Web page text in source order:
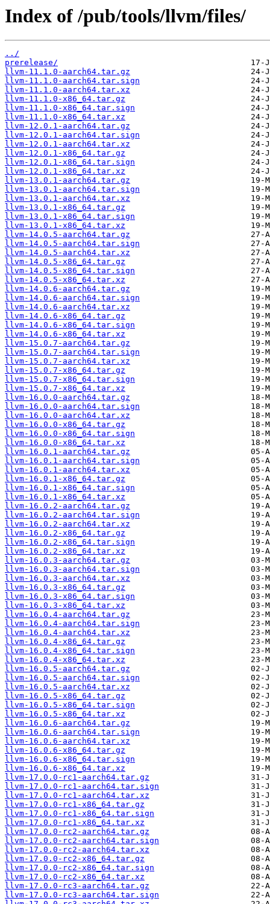
Index of /pub/tools/llvm/files/
../
prerelease/
llvm-11.1.0-aarch64.tar.gz
llvm-11.1.0-aarch64.tar.sign
llvm-11.1.0-aarch64.tar.xz
llvm-11.1.0-x86_64.tar.gz
llvm-11.1.0-x86_64.tar.sign
llvm-11.1.0-x86_64.tar.xz
llvm-12.0.1-aarch64.tar.gz
llvm-12.0.1-aarch64.tar.sign
llvm-12.0.1-aarch64.tar.xz
llvm-12.0.1-x86_64.tar.gz
llvm-12.0.1-x86_64.tar.sign
llvm-12.0.1-x86_64.tar.xz
llvm-13.0.1-aarch64.tar.gz
llvm-13.0.1-aarch64.tar.sign
llvm-13.0.1-aarch64.tar.xz
llvm-13.0.1-x86_64.tar.gz
llvm-13.0.1-x86_64.tar.sign
llvm-13.0.1-x86_64.tar.xz
llvm-14.0.5-aarch64.tar.gz
llvm-14.0.5-aarch64.tar.sign
llvm-14.0.5-aarch64.tar.xz
llvm-14.0.5-x86_64.tar.gz
llvm-14.0.5-x86_64.tar.sign
llvm-14.0.5-x86_64.tar.xz
llvm-14.0.6-aarch64.tar.gz
llvm-14.0.6-aarch64.tar.sign
llvm-14.0.6-aarch64.tar.xz
llvm-14.0.6-x86_64.tar.gz
llvm-14.0.6-x86_64.tar.sign
llvm-14.0.6-x86_64.tar.xz
llvm-15.0.7-aarch64.tar.gz
llvm-15.0.7-aarch64.tar.sign
llvm-15.0.7-aarch64.tar.xz
llvm-15.0.7-x86_64.tar.gz
llvm-15.0.7-x86_64.tar.sign
llvm-15.0.7-x86_64.tar.xz
llvm-16.0.0-aarch64.tar.gz
llvm-16.0.0-aarch64.tar.sign
llvm-16.0.0-aarch64.tar.xz
llvm-16.0.0-x86_64.tar.gz
llvm-16.0.0-x86_64.tar.sign
llvm-16.0.0-x86_64.tar.xz
llvm-16.0.1-aarch64.tar.gz
llvm-16.0.1-aarch64.tar.sign
llvm-16.0.1-aarch64.tar.xz
llvm-16.0.1-x86_64.tar.gz
llvm-16.0.1-x86_64.tar.sign
llvm-16.0.1-x86_64.tar.xz
llvm-16.0.2-aarch64.tar.gz
llvm-16.0.2-aarch64.tar.sign
llvm-16.0.2-aarch64.tar.xz
llvm-16.0.2-x86_64.tar.gz
llvm-16.0.2-x86_64.tar.sign
llvm-16.0.2-x86_64.tar.xz
llvm-16.0.3-aarch64.tar.gz
llvm-16.0.3-aarch64.tar.sign
llvm-16.0.3-aarch64.tar.xz
llvm-16.0.3-x86_64.tar.gz
llvm-16.0.3-x86_64.tar.sign
llvm-16.0.3-x86_64.tar.xz
llvm-16.0.4-aarch64.tar.gz
llvm-16.0.4-aarch64.tar.sign
llvm-16.0.4-aarch64.tar.xz
llvm-16.0.4-x86_64.tar.gz
llvm-16.0.4-x86_64.tar.sign
llvm-16.0.4-x86_64.tar.xz
llvm-16.0.5-aarch64.tar.gz
llvm-16.0.5-aarch64.tar.sign
llvm-16.0.5-aarch64.tar.xz
llvm-16.0.5-x86_64.tar.gz
llvm-16.0.5-x86_64.tar.sign
llvm-16.0.5-x86_64.tar.xz
llvm-16.0.6-aarch64.tar.gz
llvm-16.0.6-aarch64.tar.sign
llvm-16.0.6-aarch64.tar.xz
llvm-16.0.6-x86_64.tar.gz
llvm-16.0.6-x86_64.tar.sign
llvm-16.0.6-x86_64.tar.xz
llvm-17.0.0-rc1-aarch64.tar.gz
llvm-17.0.0-rc1-aarch64.tar.sign
llvm-17.0.0-rc1-aarch64.tar.xz
llvm-17.0.0-rc1-x86_64.tar.gz
llvm-17.0.0-rc1-x86_64.tar.sign
llvm-17.0.0-rc1-x86_64.tar.xz
llvm-17.0.0-rc2-aarch64.tar.gz
llvm-17.0.0-rc2-aarch64.tar.sign
llvm-17.0.0-rc2-aarch64.tar.xz
llvm-17.0.0-rc2-x86_64.tar.gz
llvm-17.0.0-rc2-x86_64.tar.sign
llvm-17.0.0-rc2-x86_64.tar.xz
llvm-17.0.0-rc3-aarch64.tar.gz
llvm-17.0.0-rc3-aarch64.tar.sign